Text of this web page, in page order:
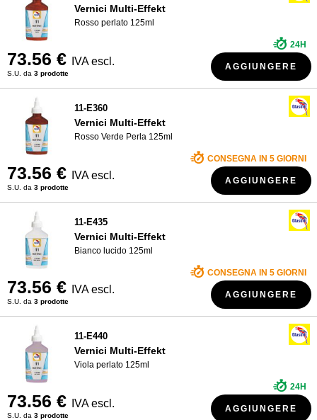
Vernici Multi-Effekt
Rosso perlato 125ml
73.56 € IVA escl.
S.U. da 3 prodotte
24H
AGGIUNGERE
11-E360
Vernici Multi-Effekt
Rosso Verde Perla 125ml
73.56 € IVA escl.
S.U. da 3 prodotte
CONSEGNA IN 5 GIORNI
AGGIUNGERE
11-E435
Vernici Multi-Effekt
Bianco lucido 125ml
73.56 € IVA escl.
S.U. da 3 prodotte
CONSEGNA IN 5 GIORNI
AGGIUNGERE
11-E440
Vernici Multi-Effekt
Viola perlato 125ml
73.56 € IVA escl.
S.U. da 3 prodotte
24H
AGGIUNGERE